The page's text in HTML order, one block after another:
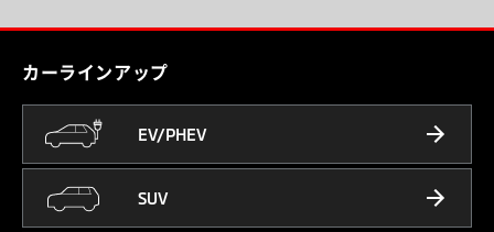
カーラインアップ
EV/PHEV
SUV